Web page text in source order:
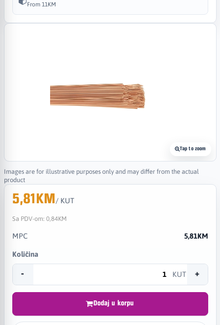
Tap to zoom
Images are for illustrative purposes only and may differ from the actual
product
From 11KM
5,81KM/ KUT
Sa PDV-om: 0,84KM
MPC 5,81KM
Količina
- KUT +
Dodaj u korpu